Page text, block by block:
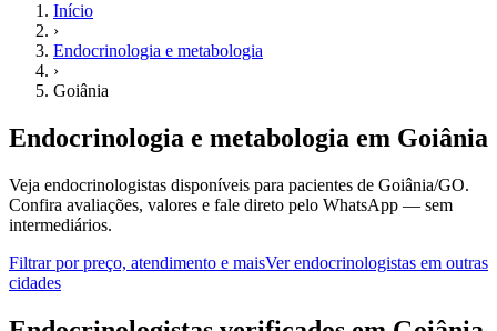
Início
›
Endocrinologia e metabologia
›
Goiânia
Endocrinologia e metabologia em Goiânia
Veja endocrinologistas disponíveis para pacientes de Goiânia/GO.
Confira avaliações, valores e fale direto pelo WhatsApp — sem
intermediários.
Filtrar por preço, atendimento e maisVerendocrinologistas em outras
cidades